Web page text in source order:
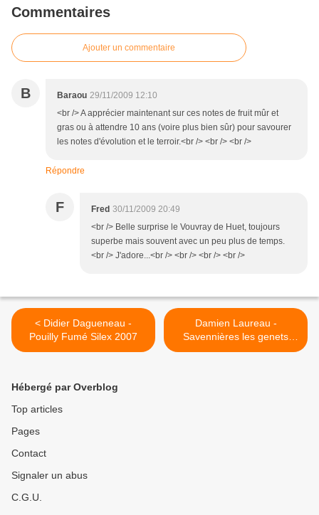
Commentaires
Ajouter un commentaire
B Baraou 29/11/2009 12:10
<br /> A apprécier maintenant sur ces notes de fruit mûr et
gras ou à attendre 10 ans (voire plus bien sûr) pour savourer
les notes d'évolution et le terroir.<br /> <br /> <br />
Répondre
F Fred 30/11/2009 20:49
<br /> Belle surprise le Vouvray de Huet, toujours
superbe mais souvent avec un peu plus de temps.
<br /> J'adore...<br /> <br /> <br /> <br />
< Didier Dagueneau -
Pouilly Fumé Silex 2007
Damien Laureau -
Savennières les genets
2005 >
Hébergé par Overblog
Top articles
Pages
Contact
Signaler un abus
C.G.U.